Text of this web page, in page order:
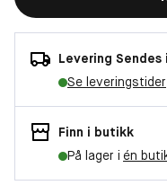
Levering
Se leveringstider
Finn i butikk
På lager i én